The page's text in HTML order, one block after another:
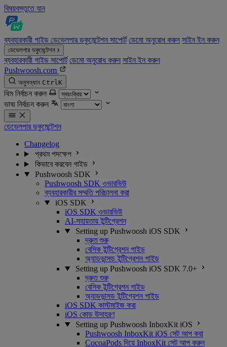
বিষয়বস্তুতে যান
ব্যবহারকারী গাইড ডেভেলপার ডকুমেন্টেশন সাপোর্ট ডেমো অনুরোধ করুন সাইন ইন করুন
ডেভেলপার ডকুমেন্টেশন
ব্যবহারকারী গাইড সাপোর্ট ডেমো অনুরোধ করুন সাইন ইন করুন
Pushwoosh.com
অনুসন্ধান CtrlK
থিম নির্বাচন করুন
ভাষা নির্বাচন করুন
ডেভেলপার ডকুমেন্টেশন
Changelog
প্রথম পদক্ষেপ
কিভাবে করবেন গাইড
Pushwoosh SDK
Pushwoosh SDK ওভারভিউ
ব্যবহারকারীর সম্মতি পরিচালনা করা
iOS SDK
iOS SDK ওভারভিউ
AI-সহায়তায় ইন্টিগ্রেশন
Setting up Pushwoosh iOS SDK
দ্রুত শুরু
বেসিক ইন্টিগ্রেশন গাইড
অ্যাডভান্সড ইন্টিগ্রেশন গাইড
Setting up Pushwoosh iOS SDK 7.0+
দ্রুত শুরু
বেসিক ইন্টিগ্রেশন গাইড
অ্যাডভান্সড ইন্টিগ্রেশন গাইড
iOS SDK কাস্টমাইজ করা
iOS কোড উদাহরণ
Setting up Pushwoosh InboxKit iOS
Pushwoosh InboxKit iOS সেট আপ করা
CocoaPods দিয়ে InboxKit সেট আপ করুন